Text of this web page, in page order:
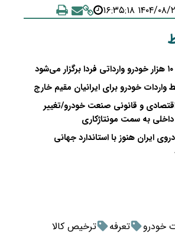
۰۸/۲۵ ۱۶:۳۵:۱۸
واردات خودرو برای ایرانیان مقیم خارج
و قانونی صنعت خودرو/تغییر
به سمت مونتاژکاری
ایران هنوز با استاندارد جهانی
خودرو تعرفه
ترخیص کالا